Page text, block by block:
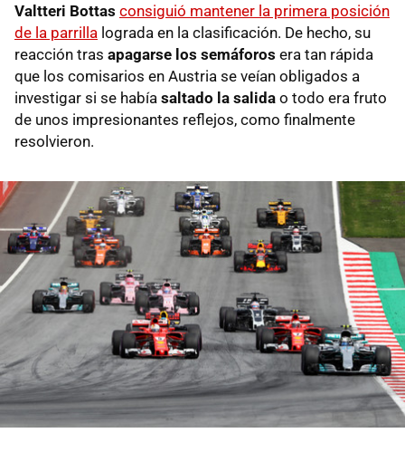
Valtteri Bottas consiguió mantener la primera posición
de la parrilla lograda en la clasificación. De hecho, su
reacción tras apagarse los semáforos era tan rápida
que los comisarios en Austria se veían obligados a
investigar si se había saltado la salida o todo era fruto
de unos impresionantes reflejos, como finalmente
resolvieron.